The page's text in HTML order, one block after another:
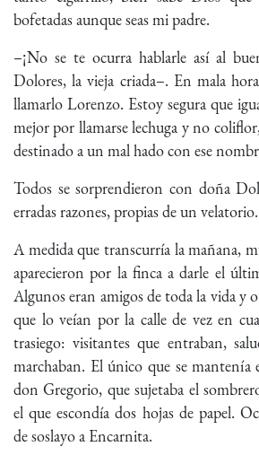
bofetadas aunque seas mi padre.
–¡No se te ocurra hablarle así al
Dolores, la vieja criada–. En mala
llamarlo Lorenzo. Estoy segura que
mejor por llamarse lechuga y no
destinado a un mal hado con ese
Todos se sorprendieron con doña
erradas razones, propias de un velatorio.
A medida que transcurría la mañana,
aparecieron por la finca a darle el
Algunos eran amigos de toda la vida y
que lo veían por la calle de vez en
trasiego: visitantes que entraban,
marchaban. El único que se mantenía
don Gregorio, que sujetaba el
el que escondía dos hojas de papel.
de soslayo a Encarnita.